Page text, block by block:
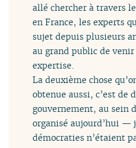
allé chercher à travers
en France, les experts
sujet depuis plusieurs
au grand public de
expertise.
La deuxième chose
obtenue aussi, c’est de
gouvernement, au sein
organisé aujourd’hui —
démocraties n’étaient